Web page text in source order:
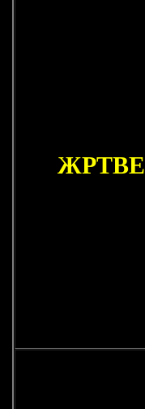
ЖРТВЕ